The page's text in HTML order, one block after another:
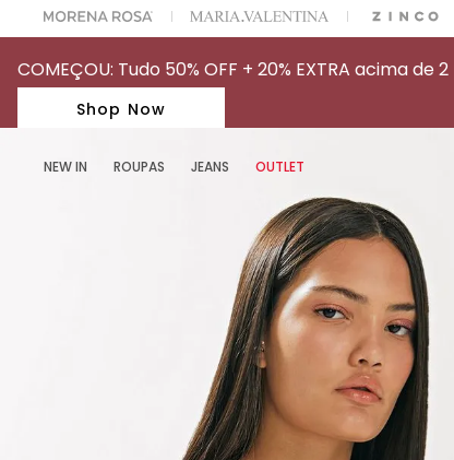
ESCOLHER SEU LOOK? FALE COM NOSSA PERSONAL SHOPPER.
COMEÇOU: Tudo 50% OFF + 20% EXTRA acima de
Shop Now
NEW IN ROUPAS JEANS OUTLET